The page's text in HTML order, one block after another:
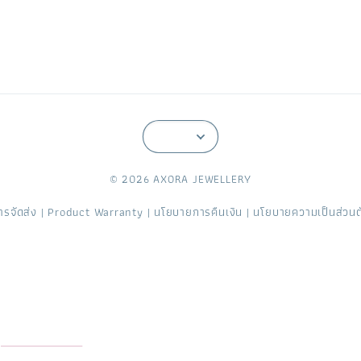
© 2026 AXORA JEWELLERY
รจัดส่ง | Product Warranty | นโยบายการคืนเงิน | นโยบายความเป็นส่วน